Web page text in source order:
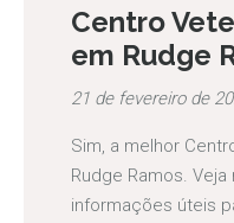
Centro
em Rudge
21 de fevereiro de
Sim, a melhor
Rudge Ramos.
informações úteis